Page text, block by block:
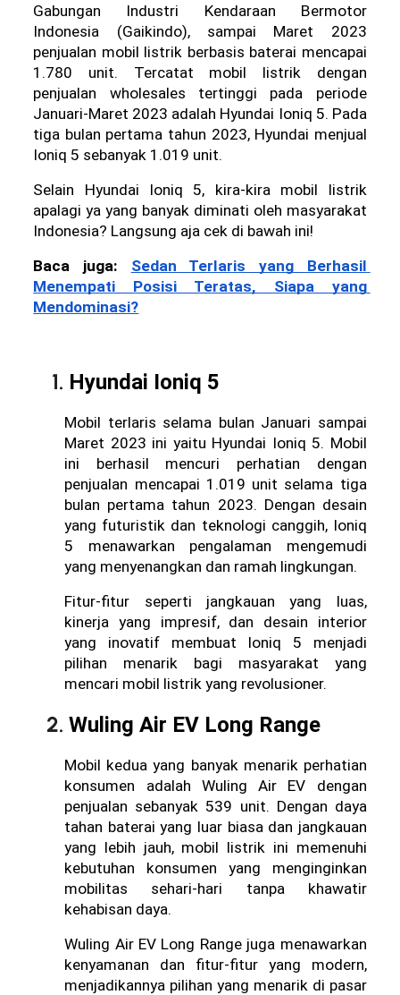
Gabungan Industri Kendaraan Bermotor
Indonesia (Gaikindo), sampai Maret 2023
penjualan mobil listrik berbasis baterai mencapai
1.780 unit. Tercatat mobil listrik dengan
penjualan wholesales tertinggi pada periode
Januari-Maret 2023 adalah Hyundai Ioniq 5. Pada
tiga bulan pertama tahun 2023, Hyundai menjual
Ioniq 5 sebanyak 1.019 unit.
Selain Hyundai Ioniq 5, kira-kira mobil listrik
apalagi ya yang banyak diminati oleh masyarakat
Indonesia? Langsung aja cek di bawah ini!
Baca juga: Sedan Terlaris yang Berhasil
Menempati Posisi Teratas, Siapa yang
Mendominasi?
Hyundai Ioniq 5
Mobil terlaris selama bulan Januari sampai
Maret 2023 ini yaitu Hyundai Ioniq 5. Mobil
ini berhasil mencuri perhatian dengan
penjualan mencapai 1.019 unit selama tiga
bulan pertama tahun 2023. Dengan desain
yang futuristik dan teknologi canggih, Ioniq
5 menawarkan pengalaman mengemudi
yang menyenangkan dan ramah lingkungan.
Fitur-fitur seperti jangkauan yang luas,
kinerja yang impresif, dan desain interior
yang inovatif membuat Ioniq 5 menjadi
pilihan menarik bagi masyarakat yang
mencari mobil listrik yang revolusioner.
Wuling Air EV Long Range
Mobil kedua yang banyak menarik perhatian
konsumen adalah Wuling Air EV dengan
penjualan sebanyak 539 unit. Dengan daya
tahan baterai yang luar biasa dan jangkauan
yang lebih jauh, mobil listrik ini memenuhi
kebutuhan konsumen yang menginginkan
mobilitas sehari-hari tanpa khawatir
kehabisan daya.
Wuling Air EV Long Range juga menawarkan
kenyamanan dan fitur-fitur yang modern,
menjadikannya pilihan yang menarik di pasar